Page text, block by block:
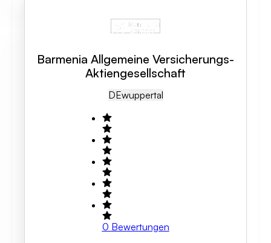
Barmenia Allgemeine Versicherungs-
Aktiengesellschaft
DEWuppertal
0 Bewertungen